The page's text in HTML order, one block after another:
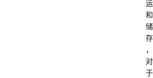
运
和
储
存
，
对
于